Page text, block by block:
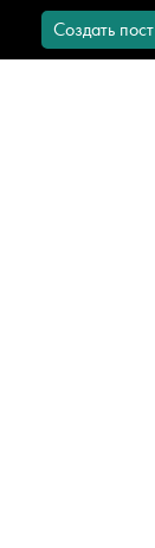
Создать пост